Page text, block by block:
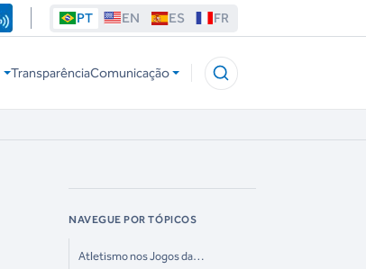
PT EN ES FR
TransparênciaComunicação
NAVEGUE POR TÓPICOS
Atletismo nos Jogos da